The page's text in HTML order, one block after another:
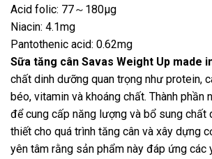
Acid folic: 77～180μg
Niacin: 4.1mg
Pantothenic acid: 0.62mg
Sữa tăng cân Savas Weight Up made
chất dinh dưỡng quan trọng như protein,
béo, vitamin và khoáng chất. Thành phần
để cung cấp năng lượng và bổ sung chất
thiết cho quá trình tăng cân và xây dựng
yên tâm rằng sản phẩm này đáp ứng các